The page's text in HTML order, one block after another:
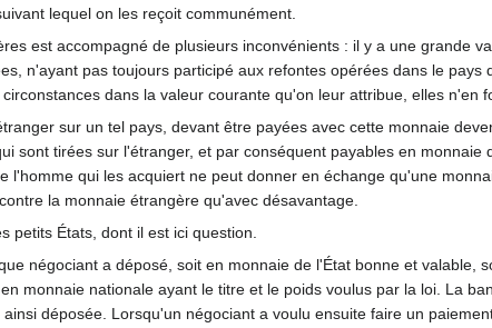
lequel on les reçoit communément.
est accompagné de plusieurs inconvénients : il y a une grande
n'ayant pas toujours participé aux refontes opérées dans le
dans la valeur courante qu'on leur attribue, elles n'en
sur un tel pays, devant être payées avec cette monnaie
sont tirées sur l'étranger, et par conséquent payables en
l'homme qui les acquiert ne peut donner en échange qu'une
la monnaie étrangère qu'avec désavantage.
petits États, dont il est ici question.
négociant a déposé, soit en monnaie de l'État bonne et valable,
monnaie nationale ayant le titre et le poids voulus par la loi. La
déposée. Lorsqu'un négociant a voulu ensuite faire un